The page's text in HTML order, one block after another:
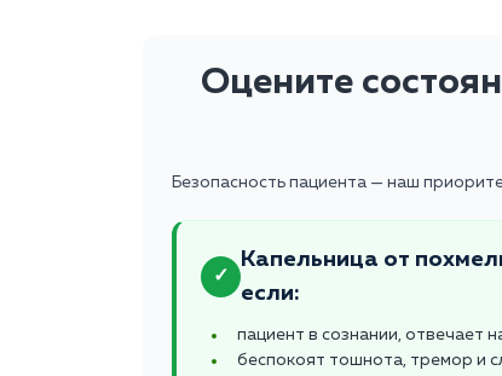
Оцените
Безопасность пациента — наш
✓
Капельница от
если:
пациент в сознании, отвечает
беспокоят тошнота, тремор и